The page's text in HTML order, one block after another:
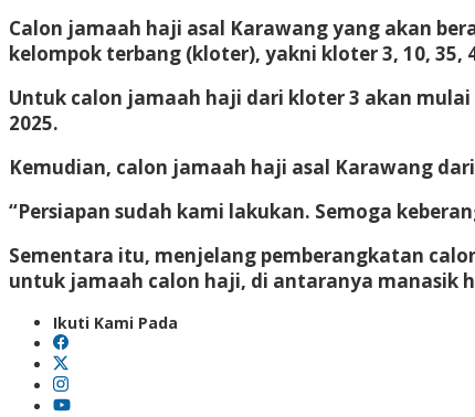
Calon jamaah haji asal Karawang yang akan
kelompok terbang (kloter), yakni kloter 3, 10, 35,
Untuk calon jamaah haji dari kloter 3 akan
2025.
Kemudian, calon jamaah haji asal Karawang
“Persiapan sudah kami lakukan. Semoga
Sementara itu, menjelang pemberangkatan
untuk jamaah calon haji, di antaranya manasik
Ikuti Kami Pada